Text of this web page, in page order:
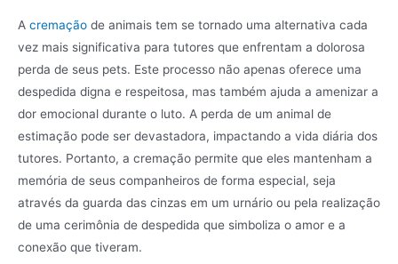
A cremação de animais tem se tornado uma alternativa cada
vez mais significativa para tutores que enfrentam a dolorosa
perda de seus pets. Este processo não apenas oferece uma
despedida digna e respeitosa, mas também ajuda a amenizar a
dor emocional durante o luto. A perda de um animal de
estimação pode ser devastadora, impactando a vida diária dos
tutores. Portanto, a cremação permite que eles mantenham a
memória de seus companheiros de forma especial, seja
através da guarda das cinzas em um urnário ou pela realização
de uma cerimônia de despedida que simboliza o amor e a
conexão que tiveram.